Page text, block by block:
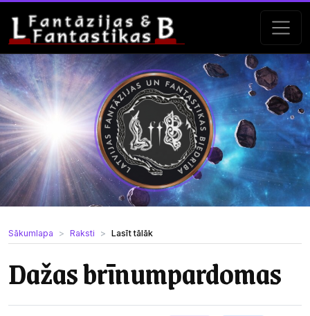
Sākumlapa Raksti Lasīt tālāk
Dažas brīnumpardomas